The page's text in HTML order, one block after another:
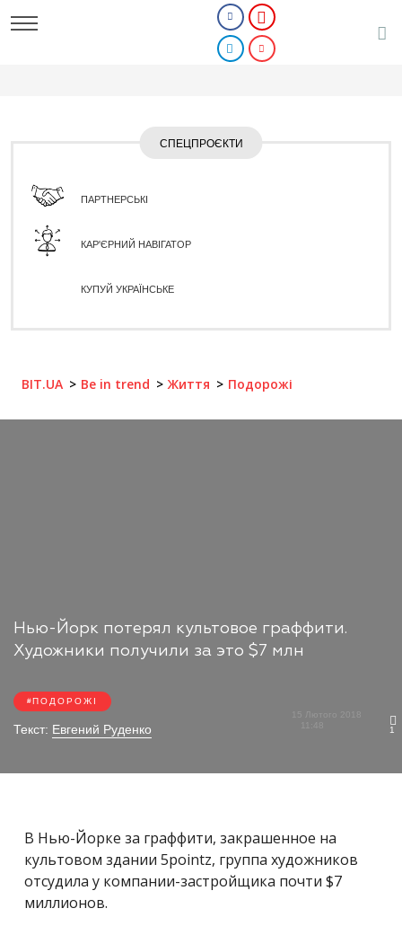
СПЕЦПРОЄКТИ
ПАРТНЕРСЬКІ
КАР'ЄРНИЙ НАВІГАТОР
КУПУЙ УКРАЇНСЬКЕ
BIT.UA Be in trend Життя Подорожі
Нью-Йорк потерял культовое граффити.
Художники получили за это $7 млн
ПОДОРОЖІ
Текст: Евгений Руденко
15 Лютого 2018
1
В Нью-Йорке за граффити, закрашенное на
культовом здании 5pointz, группа художников
отсудила у компании-застройщика почти $7
миллионов.